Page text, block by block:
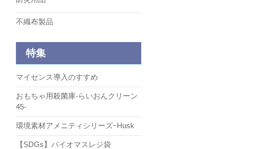
不織布製品
特集
マイセンス導入のすすめ
おもちゃ用殺菌庫-らいおんクリーン
45-
環境素材アメニティシリーズｰHusk
【SDGs】バイオマスレジ袋